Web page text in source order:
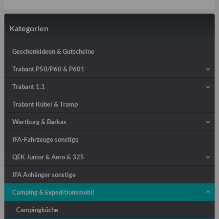
Kategorien
Geschenkideen & Gutscheine
Trabant P50/P60 & P601
Trabant 1.1
Trabant Kübel & Tramp
Wartburg & Barkas
IFA-Fahrzeuge sonstige
QEK Junior & Aero & 325
IFA Anhänger sonstige
Camping & Expeditionsmobil
Campingküche